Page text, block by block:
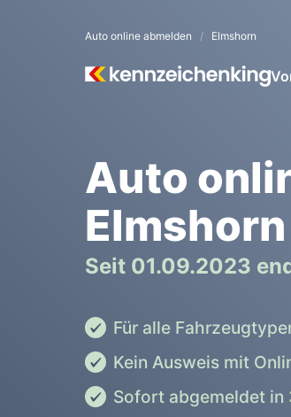
Auto online abmelden Elmshorn
Auto
Elmshorn
Seit 01.09.2023
Für alle
Kein Ausweis mit
Sofort abgemeldet in